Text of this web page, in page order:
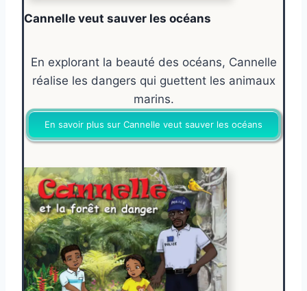
Cannelle veut sauver les océans
En explorant la beauté des océans, Cannelle
réalise les dangers qui guettent les animaux
marins.
En savoir plus sur Cannelle veut sauver les océans